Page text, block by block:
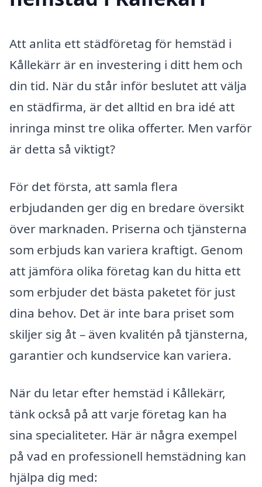
Att anlita ett städföretag för hemstäd i
Kållekärr är en investering i ditt hem och
din tid. När du står inför beslutet att välja
en städfirma, är det alltid en bra idé att
inringa minst tre olika offerter. Men varför
är detta så viktigt?
För det första, att samla flera
erbjudanden ger dig en bredare översikt
över marknaden. Priserna och tjänsterna
som erbjuds kan variera kraftigt. Genom
att jämföra olika företag kan du hitta ett
som erbjuder det bästa paketet för just
dina behov. Det är inte bara priset som
skiljer sig åt – även kvalitén på tjänsterna,
garantier och kundservice kan variera.
När du letar efter hemstäd i Kållekärr,
tänk också på att varje företag kan ha
sina specialiteter. Här är några exempel
på vad en professionell hemstädning kan
hjälpa dig med: